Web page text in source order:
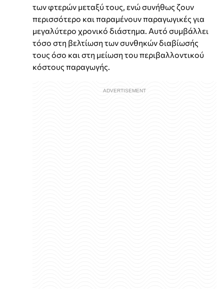
των φτερών μεταξύ τους, ενώ συνήθως ζουν
περισσότερο και παραμένουν παραγωγικές για
μεγαλύτερο χρονικό διάστημα. Αυτό συμβάλλει
τόσο στη βελτίωση των συνθηκών διαβίωσής
τους όσο και στη μείωση του περιβαλλοντικού
κόστους παραγωγής.